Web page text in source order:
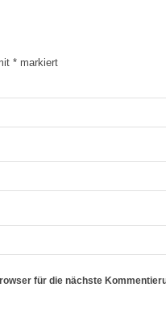
* markiert
für die nächste